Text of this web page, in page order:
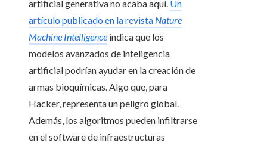
artificial generativa no acaba aquí. Un
artículo publicado en la revista Nature
Machine Intelligence indica que los
modelos avanzados de inteligencia
artificial podrían ayudar en la creación de
armas bioquímicas. Algo que, para
Hacker, representa un peligro global.
Además, los algoritmos pueden infiltrarse
en el software de infraestructuras